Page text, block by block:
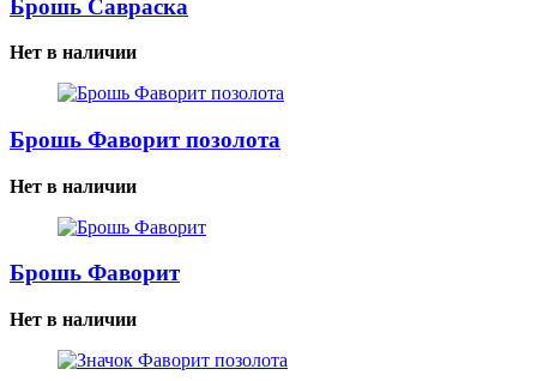
Брошь Савраска
Нет в наличии
Брошь Фаворит позолота
Нет в наличии
Брошь Фаворит
Нет в наличии